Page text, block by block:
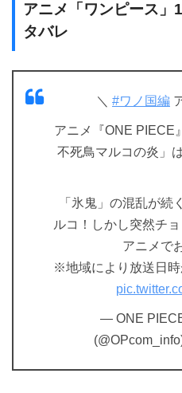
アニメ「ワンピース」
タバレ
＼ #ワノ国編
アニメ『ONE
不死鳥マルコの炎」
「氷鬼」の混乱が続
ルコ！しかし突然チ
アニメで
※地域により放送日
— ONE